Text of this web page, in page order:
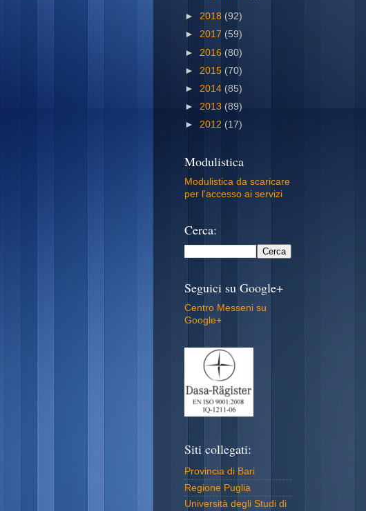
► 2018 (92)
► 2017 (59)
► 2016 (80)
► 2015 (70)
► 2014 (85)
► 2013 (89)
► 2012 (17)
Modulistica
Modulistica da scaricare
per l'accesso ai servizi
Cerca:
Seguici su Google+
Centro Messeni su
Google+
Siti collegati:
Provincia di Bari
Regione Puglia
Università degli Studi di